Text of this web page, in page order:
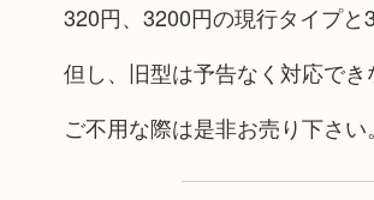
320円、3200円の現行タイプと
但し、旧型は予告なく対応でき
ご不用な際は是非お売り下さい。